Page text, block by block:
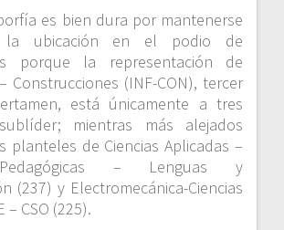
es bien dura por mantenerse
la ubicación en el podio de
porque la representación de
Construcciones (INF-CON), tercer
está únicamente a tres
mientras más alejados
planteles de Ciencias Aplicadas –
– Lenguas y
(237) y Electromecánica-Ciencias
– CSO (225).